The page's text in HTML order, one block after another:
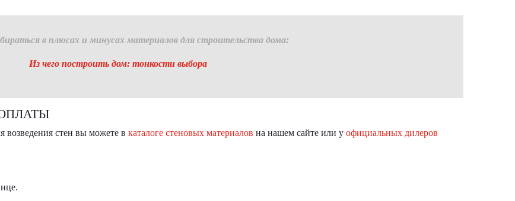
в плюсах и минусах материалов для строительства дома:
Из чего построить дом: тонкости выбора
возведения стен вы можете в каталоге стеновых материалов на нашем сайте или у официальных дилеров